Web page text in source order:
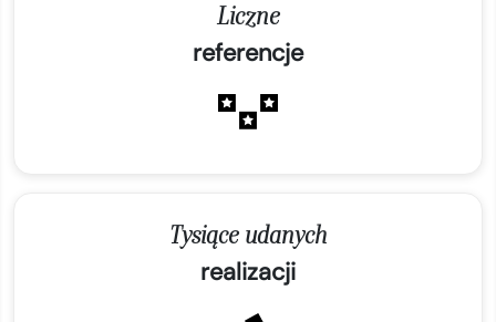
Liczne
referencje
Tysiące udanych
realizacji